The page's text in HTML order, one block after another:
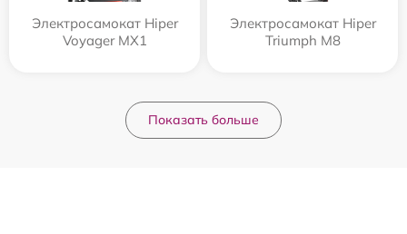
Электросамокат Hiper
Voyager MX1
Электросамокат Hiper
Triumph M8
Показать больше